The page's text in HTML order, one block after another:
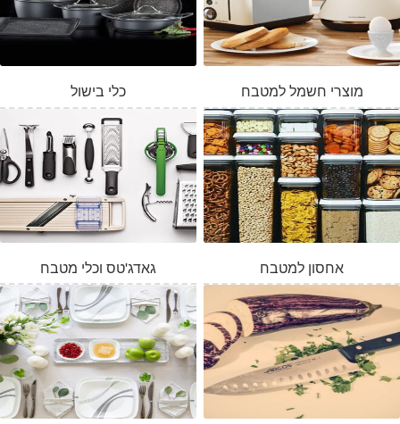
כלי בישול מוצרי חשמל למטבח
גאדג'טס וכלי מטבח אחסון למטבח